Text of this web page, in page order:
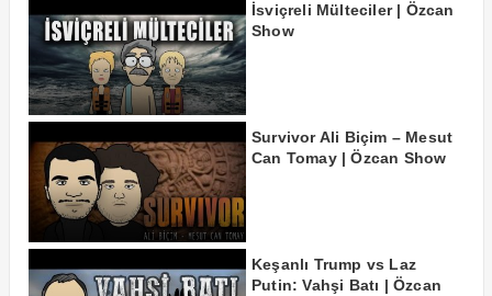
İsviçreli Mülteciler | Özcan
Show
Survivor Ali Biçim – Mesut
Can Tomay | Özcan Show
Keşanlı Trump vs Laz
Putin: Vahşi Batı | Özcan